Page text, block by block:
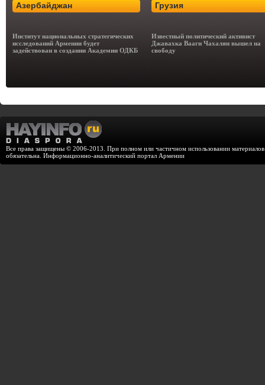
Азербайджан
Институт национальных стратегических
исследований Армении будет
задействован в создании Академии ОДКБ
Грузия
Известный политический активист
Джавахка Ваагн Чахалян вышел на
свободу
Все права защищены © 2006-2013. При полном или частичном использовании
обязательна. Информационно-аналитический портал Армении